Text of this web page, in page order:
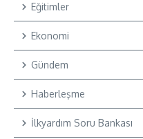
Eğitimler
Ekonomi
Gündem
Haberleşme
İlkyardım Soru Bankası